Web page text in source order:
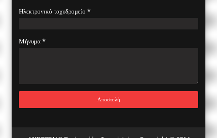
Ηλεκτρονικό ταχυδρομείο *
Μήνυμα*